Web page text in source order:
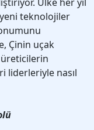
yeni teknolojiler
Çinin uçak
liderleriyle nasıl